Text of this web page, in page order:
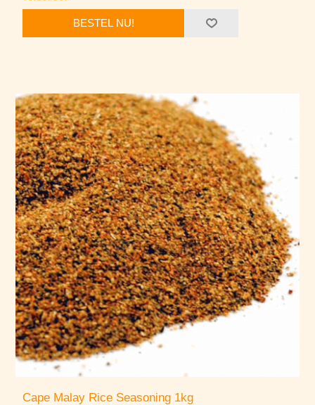
BESTEL NU!
Cape Malay Rice Seasoning 1kg